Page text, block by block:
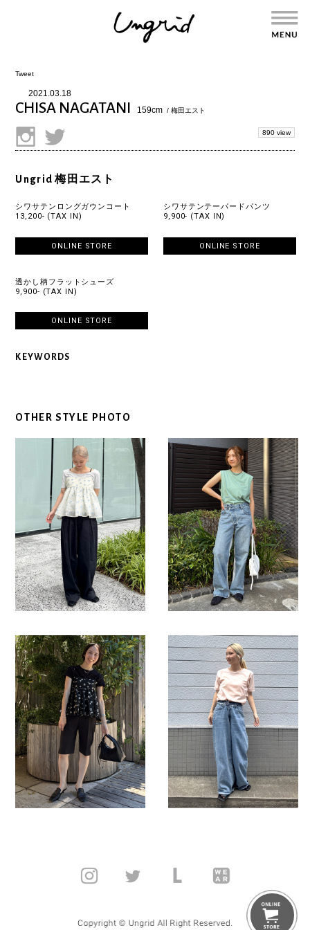
Tweet
2021.03.18
CHISA NAGATANI 159cm / 梅田エスト
890 view
Ungrid 梅田エスト
シワサテンロングガウンコート
13,200- (TAX IN)
ONLINE STORE
シワサテンテーパードパンツ
9,900- (TAX IN)
ONLINE STORE
透かし柄フラットシューズ
9,900- (TAX IN)
ONLINE STORE
KEYWORDS
OTHER STYLE PHOTO